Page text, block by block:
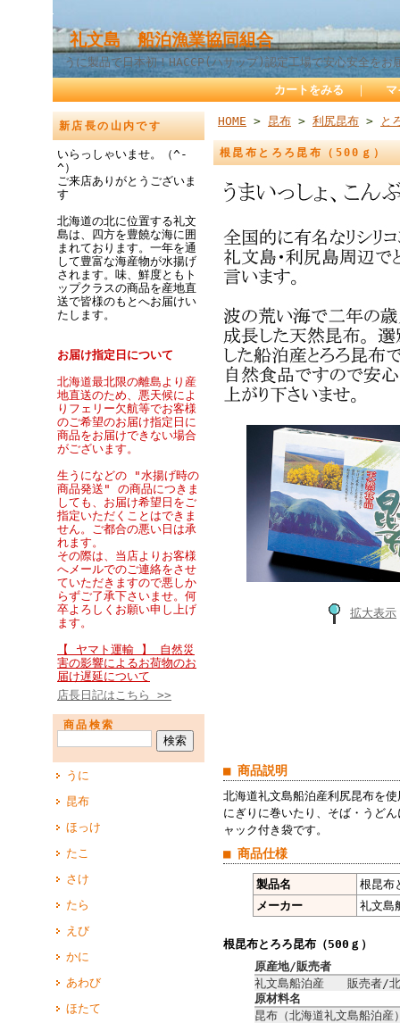
礼文島 船泊漁業協同組合
うに製品で日本初！HACCP(ハサップ)認定工場で安心安全をお
カートをみる ｜ マ
新店長の山内です
いらっしゃいませ。（^-
^）
ご来店ありがとうございま
す
北海道の北に位置する礼文
島は、四方を豊饒な海に囲
まれております。一年を通
して豊富な海産物が水揚げ
されます。味、鮮度ともト
ップクラスの商品を産地直
送で皆様のもとへお届けい
たします。
お届け指定日について
北海道最北限の離島より産
地直送のため、悪天候によ
りフェリー欠航等でお客様
のご希望のお届け指定日に
商品をお届けできない場合
がございます。
生うになどの "水揚げ時の
商品発送" の商品につきま
しても、お届け希望日をご
指定いただくことはできま
せん。ご都合の悪い日は承
れます。
その際は、当店よりお客様
へメールでのご連絡をさせ
ていただきますので悪しか
らずご了承下さいませ。何
卒よろしくお願い申し上げ
ます。
【 ヤマト運輸 】 自然災
害の影響によるお荷物のお
届け遅延について
店長日記はこちら >>
商品検索
うに
昆布
ほっけ
たこ
さけ
たら
えび
かに
あわび
ほたて
HOME > 昆布 > 利尻昆布 > と
根昆布とろろ昆布（500ｇ）
拡大表示
■ 商品説明
北海道礼文島船泊産利尻昆布を
にぎりに巻いたり、そば・うど
ャック付き袋です。
■ 商品仕様
製品名
根昆布
メーカー
礼文島
根昆布とろろ昆布（500ｇ）
原産地/販売者
礼文島船泊産 販売者/北
原材料名
昆布（北海道礼文島船泊産